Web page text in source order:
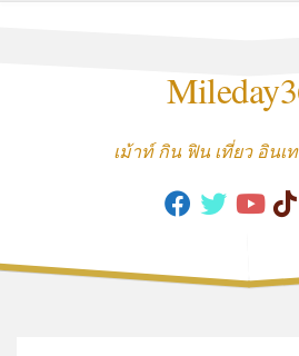
เม้าท์ กิน ฟิน เที่ยว อินเ